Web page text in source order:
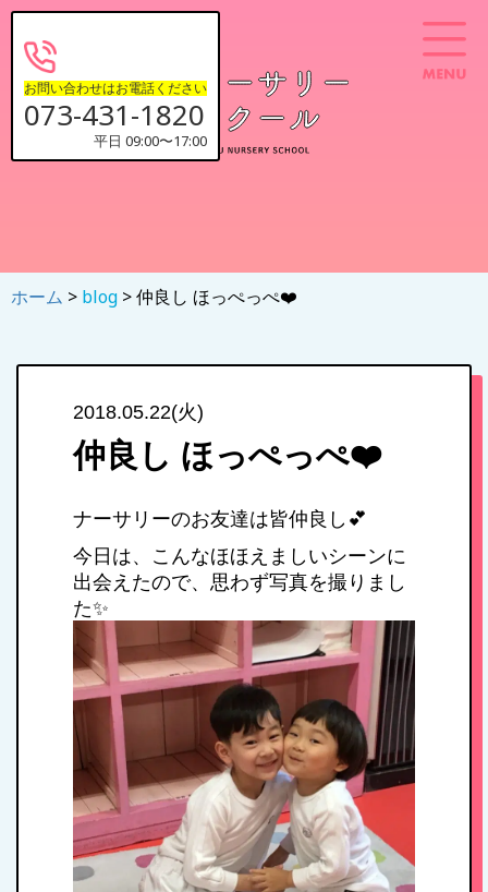
お問い合わせはお電話ください
073-431-1820
平日 09:00〜17:00
ホーム > blog > 仲良し ほっぺっぺ❤️
2018.05.22(火)
仲良し ほっぺっぺ❤️
ナーサリーのお友達は皆仲良し💕
今日は、こんなほほえましいシーンに
出会えたので、思わず写真を撮りまし
た✨